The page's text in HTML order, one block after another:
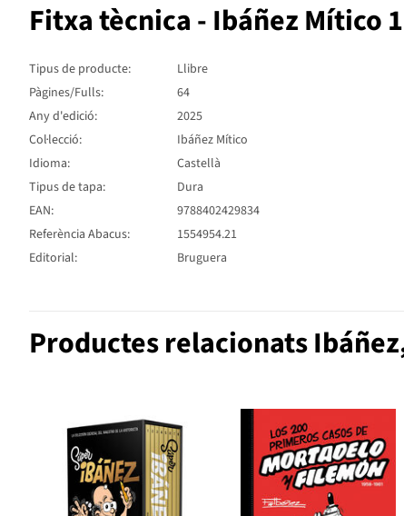
Fitxa tècnica - Ibáñez Mítico
Tipus de producte:
Llibre
Pàgines/Fulls:
64
Any d'edició:
2025
Col·lecció:
Ibáñez Mítico
Idioma:
Castellà
Tipus de tapa:
Dura
EAN:
9788402429834
Referència Abacus:
1554954.21
Editorial:
Bruguera
Productes relacionats